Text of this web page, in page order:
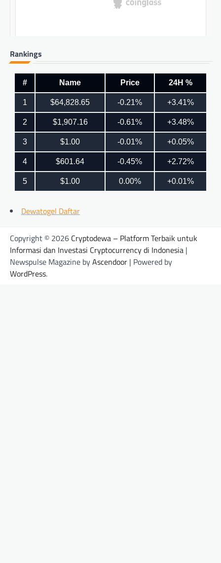
Rankings
Dewatogel Daftar
Copyright © 2026 Cryptodewa – Platform Terbaik untuk
Informasi dan Investasi Cryptocurrency di Indonesia |
Newspulse Magazine byAscendoor | Powered by
WordPress.